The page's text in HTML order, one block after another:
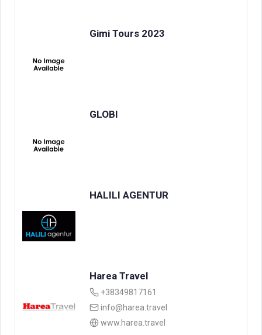
Gimi Tours 2023
GLOBI
HALILI AGENTUR
Harea Travel
+38349817161
info@harea.travel
www.harea.travel